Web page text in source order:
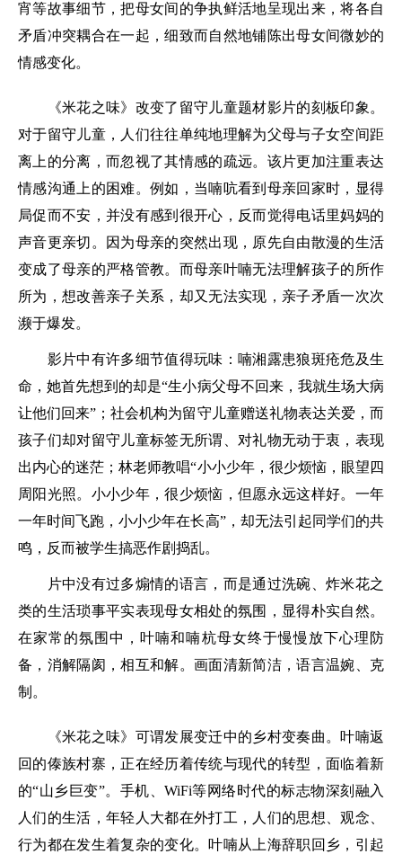
宵等故事细节，把母女间的争执鲜活地呈现出来，将各自
矛盾冲突耦合在一起，细致而自然地铺陈出母女间微妙的
情感变化。
《米花之味》改变了留守儿童题材影片的刻板印象。
对于留守儿童，人们往往单纯地理解为父母与子女空间距
离上的分离，而忽视了其情感的疏远。该片更加注重表达
情感沟通上的困难。例如，当喃吭看到母亲回家时，显得
局促而不安，并没有感到很开心，反而觉得电话里妈妈的
声音更亲切。因为母亲的突然出现，原先自由散漫的生活
变成了母亲的严格管教。而母亲叶喃无法理解孩子的所作
所为，想改善亲子关系，却又无法实现，亲子矛盾一次次
濒于爆发。
影片中有许多细节值得玩味：喃湘露患狼斑疮危及生
命，她首先想到的却是“生小病父母不回来，我就生场大病
让他们回来”；社会机构为留守儿童赠送礼物表达关爱，而
孩子们却对留守儿童标签无所谓、对礼物无动于衷，表现
出内心的迷茫；林老师教唱“小小少年，很少烦恼，眼望四
周阳光照。小小少年，很少烦恼，但愿永远这样好。一年
一年时间飞跑，小小少年在长高”，却无法引起同学们的共
鸣，反而被学生搞恶作剧捣乱。
片中没有过多煽情的语言，而是通过洗碗、炸米花之
类的生活琐事平实表现母女相处的氛围，显得朴实自然。
在家常的氛围中，叶喃和喃杭母女终于慢慢放下心理防
备，消解隔阂，相互和解。画面清新简洁，语言温婉、克
制。
《米花之味》可谓发展变迁中的乡村变奏曲。叶喃返
回的傣族村寨，正在经历着传统与现代的转型，面临着新
的“山乡巨变”。手机、WiFi等网络时代的标志物深刻融入
人们的生活，年轻人大都在外打工，人们的思想、观念、
行为都在发生着复杂的变化。叶喃从上海辞职回乡，引起